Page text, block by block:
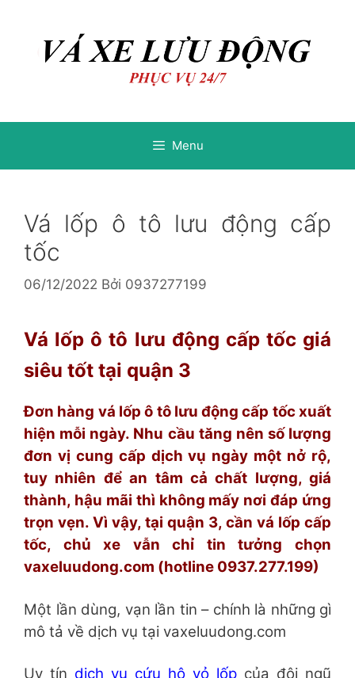
Menu
Vá lốp ô tô lưu động cấp
tốc
06/12/2022 Bởi 0937277199
Vá lốp ô tô lưu động cấp tốc giá
siêu tốt tại quận 3
Đơn hàng vá lốp ô tô lưu động cấp tốc xuất
hiện mỗi ngày. Nhu cầu tăng nên số lượng
đơn vị cung cấp dịch vụ ngày một nở rộ,
tuy nhiên để an tâm cả chất lượng, giá
thành, hậu mãi thì không mấy nơi đáp ứng
trọn vẹn. Vì vậy, tại quận 3, cần vá lốp cấp
tốc, chủ xe vẫn chỉ tin tưởng chọn
vaxeluudong.com (hotline 0937.277.199)
Một lần dùng, vạn lần tin – chính là những gì
mô tả về dịch vụ tại vaxeluudong.com
Uy tín dịch vụ cứu hộ vỏ lốp của đội ngũ